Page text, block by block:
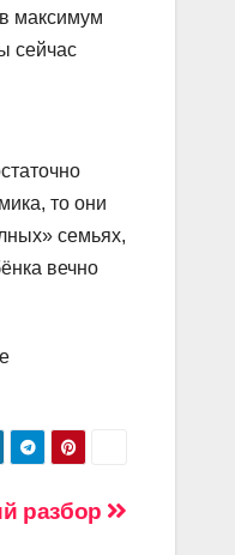
максимум
сейчас
то они
семьях,
вечно
разбор